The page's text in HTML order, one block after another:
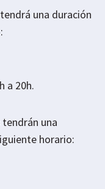
tendrá una duración
a 20h.
tendrán una
horario: